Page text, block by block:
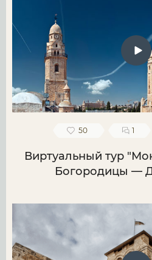
50 1
Виртуальный тур
Богородицы —